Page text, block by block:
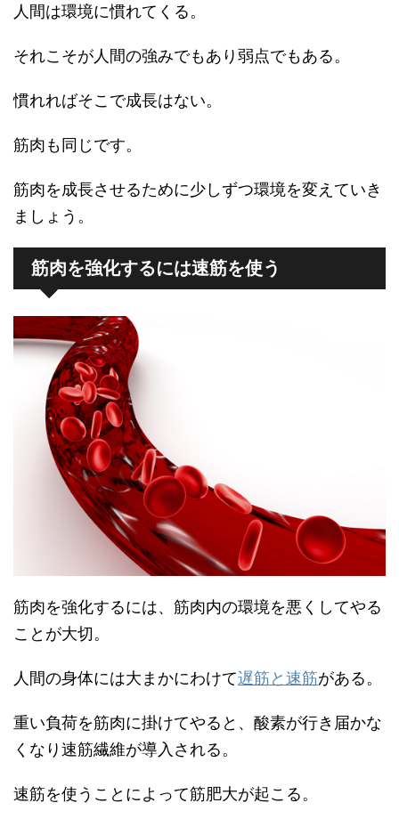
人間は環境に慣れてくる。
それこそが人間の強みでもあり弱点でもある。
慣れればそこで成長はない。
筋肉も同じです。
筋肉を成長させるために少しずつ環境を変えていき
ましょう。
筋肉を強化するには速筋を使う
筋肉を強化するには、筋肉内の環境を悪くしてやる
ことが大切。
人間の身体には大まかにわけて遅筋と速筋がある。
重い負荷を筋肉に掛けてやると、酸素が行き届かな
くなり速筋繊維が導入される。
速筋を使うことによって筋肥大が起こる。